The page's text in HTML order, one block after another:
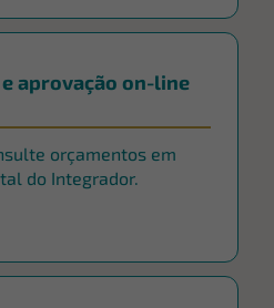
aprovação on-line
orçamentos em
do Integrador.